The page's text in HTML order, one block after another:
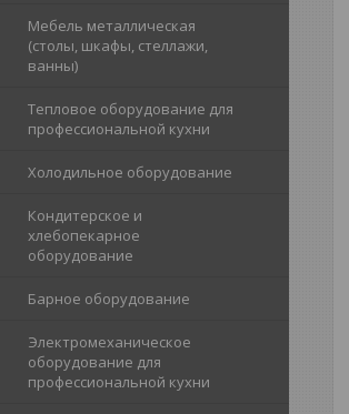
Мебель металлическая
(столы, шкафы, стеллажи,
ванны)
Тепловое оборудование для
профессиональной кухни
Холодильное оборудование
Кондитерское и
хлебопекарное
оборудование
Барное оборудование
Электромеханическое
оборудование для
профессиональной кухни